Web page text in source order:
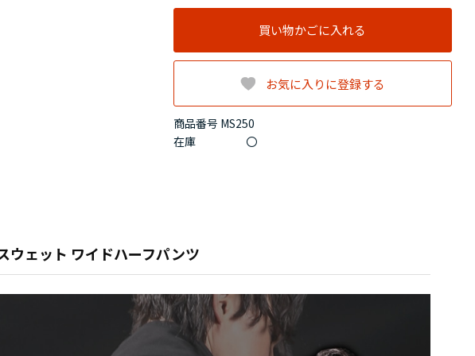
商品番号 MS250
在庫
〇
買い物かごに入れる
お気に入りに登録する
ェット ワイドハーフパンツ